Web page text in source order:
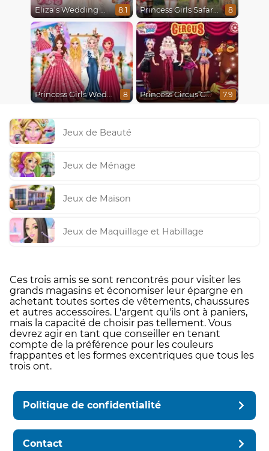
Eliza's Wedding Planner 8.1 Princess Girls Safari Trip 8
Princess Girls Wedding Trip 8 Princess Circus Getaway 7.9
Jeux de Beauté
Jeux de Ménage
Jeux de Maison
Jeux de Maquillage et Habillage
Ces trois amis se sont rencontrés pour visiter les
grands magasins et économiser leur épargne en
achetant toutes sortes de vêtements, chaussures
et autres accessoires. L'argent qu'ils ont à paniers,
mais la capacité de choisir pas tellement. Vous
devrez agir en tant que conseiller en tenant
compte de la préférence pour les couleurs
frappantes et les formes excentriques que tous les
trois ont.
Politique de confidentialité
Contact